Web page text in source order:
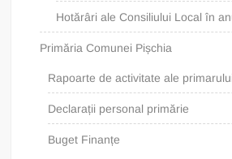
Hotărâri ale Consiliului Local în
Primăria Comunei Pișchia
Rapoarte de activitate ale primarului
Declarații personal primărie
Buget Finanțe